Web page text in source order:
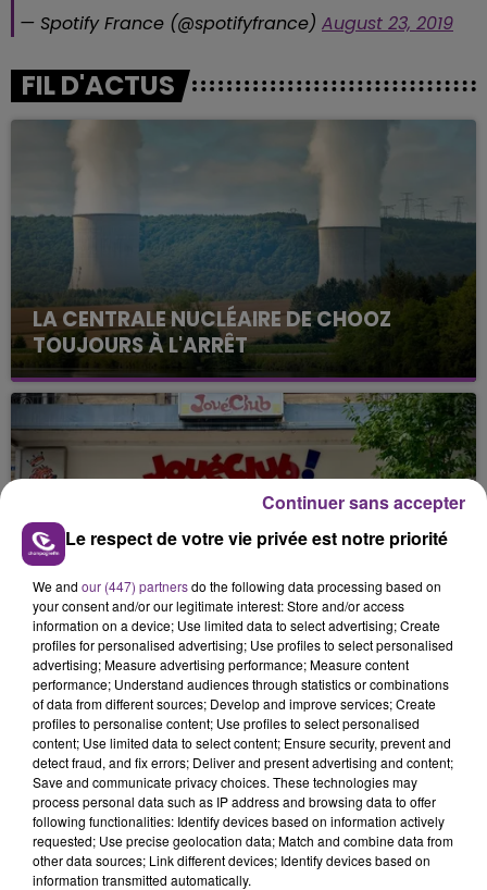
— Spotify France (@spotifyfrance) August 23, 2019
FIL D'ACTUS
LA CENTRALE NUCLÉAIRE DE CHOOZ
TOUJOURS À L'ARRÊT
Cela fait déjà une semaine que la centrale
nucléaire ardennaise est à l'arrêt. Une situation
justifiée par la sécheresse intense qui est toujours
présente.
LE MAGASIN JOUÉCLUB DE REIMS FERME
SES PORTES
C'était l'une des institutions du centre-ville
rémois. Le magasin JouéClub est contraint de
fermer ses portes.
TITRES DIFFUSÉS
17h00
17h00 16h56
16h56
Le respect de votre vie privée est notre priorité
We and our (447) partnersdo the following data processing based on
your consent and/or our legitimate interest: Store and/or access
information on a device; Use limited data to select advertising; Create
profiles for personalised advertising; Use profiles to select personalised
advertising; Measure advertising performance; Measure content
performance; Understand audiences through statistics or combinations
of data from different sources; Develop and improve services; Create
profiles to personalise content; Use profiles to select personalised
content; Use limited data to select content; Ensure security, prevent and
detect fraud, and fix errors; Deliver and present advertising and content;
Save and communicate privacy choices. These technologies may
process personal data such as IP address and browsing data to offer
following functionalities: Identify devices based on information actively
requested; Use precise geolocation data; Match and combine data from
other data sources; Link different devices; Identify devices based on
information transmitted automatically.
Continuer sans accepter